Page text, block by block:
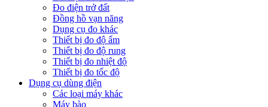
Đo điện trở đất
Đồng hồ vạn năng
Dụng cụ đo khác
Thiết bị đo độ ẩm
Thiết bị đo độ rung
Thiết bị đo nhiệt độ
Thiết bị đo tốc độ
Dụng cụ dùng điện
Các loại máy khác
Máy bào